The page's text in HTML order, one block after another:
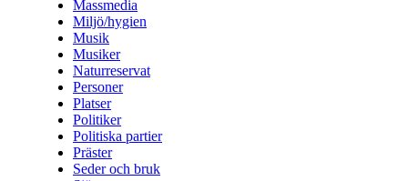
Massmedia
Miljö/hygien
Musik
Musiker
Naturreservat
Personer
Platser
Politiker
Politiska partier
Präster
Seder och bruk